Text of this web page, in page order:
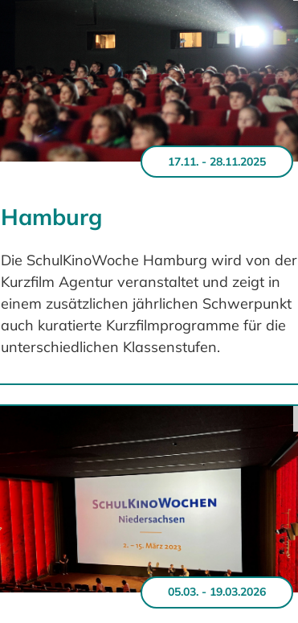
17.11. - 28.11.2025
Hamburg
Die SchulKinoWoche Hamburg wird von der
Kurzfilm Agentur veranstaltet und zeigt in
einem zusätzlichen jährlichen Schwerpunkt
auch kuratierte Kurzfilmprogramme für die
unterschiedlichen Klassenstufen.
05.03. - 19.03.2026